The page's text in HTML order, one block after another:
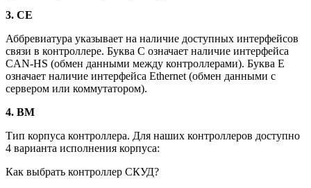
3. CE
Аббревиатура указывает на наличие доступных интерфейсов
связи в контроллере. Буква C означает наличие интерфейса
CAN-HS (обмен данными между контроллерами). Буква E
означает наличие интерфейса Ethernet (обмен данными с
сервером или коммутатором).
4. BM
Тип корпуса контроллера. Для наших контроллеров доступно
4 варианта исполнения корпуса:
Как выбрать контроллер СКУД?